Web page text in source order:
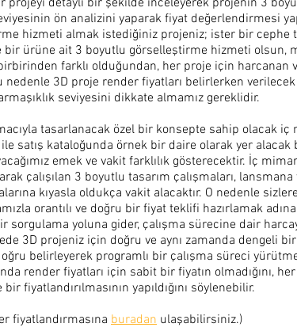
projeyi detaylı bir şekilde inceleyerek projenin 3
ön analizini yaparak fiyat değerlendirmesi
hizmeti almak istediğiniz projeniz; ister bir cephe
bir ürüne ait 3 boyutlu görselleştirme hizmeti olsun,
farklı olduğundan, her proje için harcanan
nedenle 3D proje render fiyatları belirlerken
seviyesini dikkate almamız gereklidir.
tasarlanacak özel bir konsepte sahip olacak iç
ile satış kataloğunda örnek bir daire olarak yer
emek ve vakit farklılık gösterecektir. İç
çalışılan 3 boyutlu tasarım çalışmaları,
kıyasla oldukça vakit alacaktır. O nedenle
orantılı ve doğru bir fiyat teklifi hazırlamak
yoluna gider, çalışma sürecine dair
3D projeniz için doğru ve aynı zamanda dengeli bir
belirleyerek programlı bir çalışma süreci
render fiyatları için sabit bir fiyatın olmadığını,
fiyatlandırılmasının yapıldığını söylenebilir.
fiyatlandırmasına buradan ulaşabilirsiniz.)